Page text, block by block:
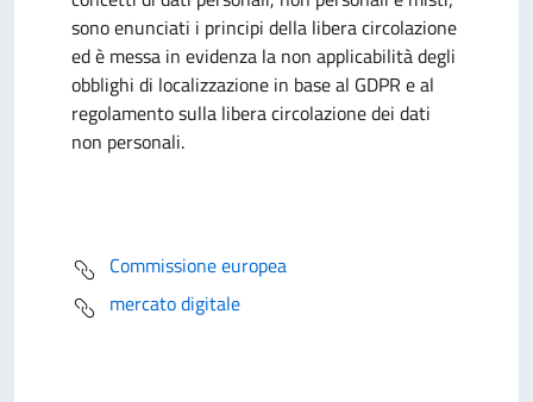
sono enunciati i principi della libera circolazione
ed è messa in evidenza la non applicabilità degli
obblighi di localizzazione in base al GDPR e al
regolamento sulla libera circolazione dei dati
non personali.
Commissione europea
mercato digitale